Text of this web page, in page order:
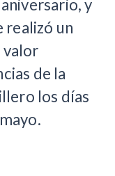
y
realizó un
valor
de la
los días